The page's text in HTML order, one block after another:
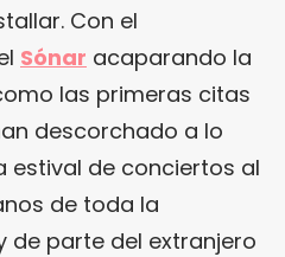
Con el
Sónar acaparando la
las primeras citas
descorchado a lo
estival de conciertos al
de toda la
de parte del extranjero